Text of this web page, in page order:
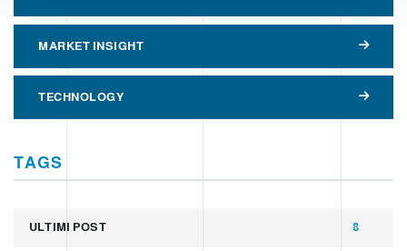
MARKET INSIGHT
TECHNOLOGY
TAGS
ULTIMI POST 8